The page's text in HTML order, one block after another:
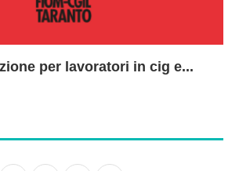
per lavoratori in cig e...